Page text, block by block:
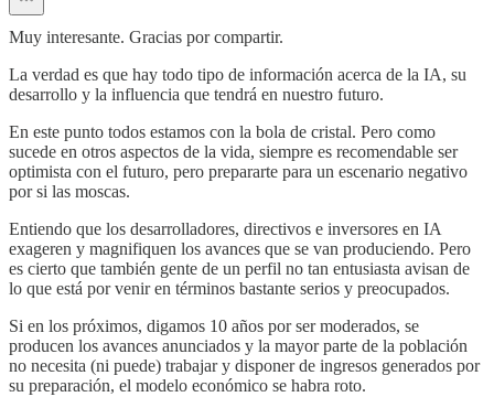
Muy interesante. Gracias por compartir.
La verdad es que hay todo tipo de información acerca de la IA, su
desarrollo y la influencia que tendrá en nuestro futuro.
En este punto todos estamos con la bola de cristal. Pero como
sucede en otros aspectos de la vida, siempre es recomendable ser
optimista con el futuro, pero prepararte para un escenario negativo
por si las moscas.
Entiendo que los desarrolladores, directivos e inversores en IA
exageren y magnifiquen los avances que se van produciendo. Pero
es cierto que también gente de un perfil no tan entusiasta avisan de
lo que está por venir en términos bastante serios y preocupados.
Si en los próximos, digamos 10 años por ser moderados, se
producen los avances anunciados y la mayor parte de la población
no necesita (ni puede) trabajar y disponer de ingresos generados por
su preparación, el modelo económico se habra roto.